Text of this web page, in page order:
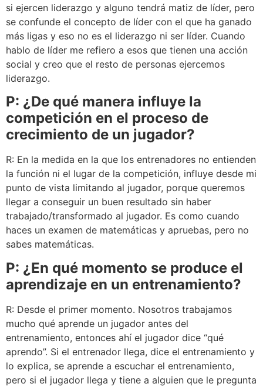
si ejercen liderazgo y alguno tendrá matiz de líder, pero
se confunde el concepto de líder con el que ha ganado
más ligas y eso no es el liderazgo ni ser líder. Cuando
hablo de líder me refiero a esos que tienen una acción
social y creo que el resto de personas ejercemos
liderazgo.
P: ¿De qué manera influye la
competición en el proceso de
crecimiento de un jugador?
R: En la medida en la que los entrenadores no entienden
la función ni el lugar de la competición, influye desde mi
punto de vista limitando al jugador, porque queremos
llegar a conseguir un buen resultado sin haber
trabajado/transformado al jugador. Es como cuando
haces un examen de matemáticas y apruebas, pero no
sabes matemáticas.
P: ¿En qué momento se produce el
aprendizaje en un entrenamiento?
R: Desde el primer momento. Nosotros trabajamos
mucho qué aprende un jugador antes del
entrenamiento, entonces ahí el jugador dice “qué
aprendo”. Si el entrenador llega, dice el entrenamiento y
lo explica, se aprende a escuchar el entrenamiento,
pero si el jugador llega y tiene a alguien que le pregunta